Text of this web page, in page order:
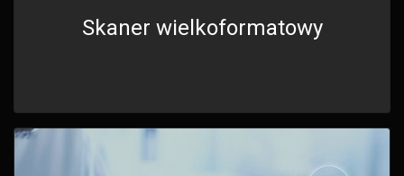
Skaner wielkoformatowy